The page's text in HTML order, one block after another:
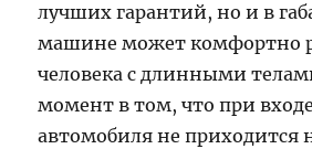
лучших гарантий, но и в
машине может комфортно
человека с длинными
момент в том, что при
автомобиля не приходится